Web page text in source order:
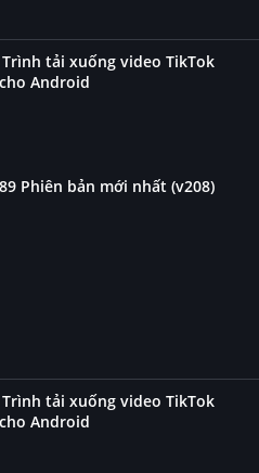
Trình tải xuống video TikTok
Android
Phiên bản mới nhất (v208)
Trình tải xuống video TikTok
Android